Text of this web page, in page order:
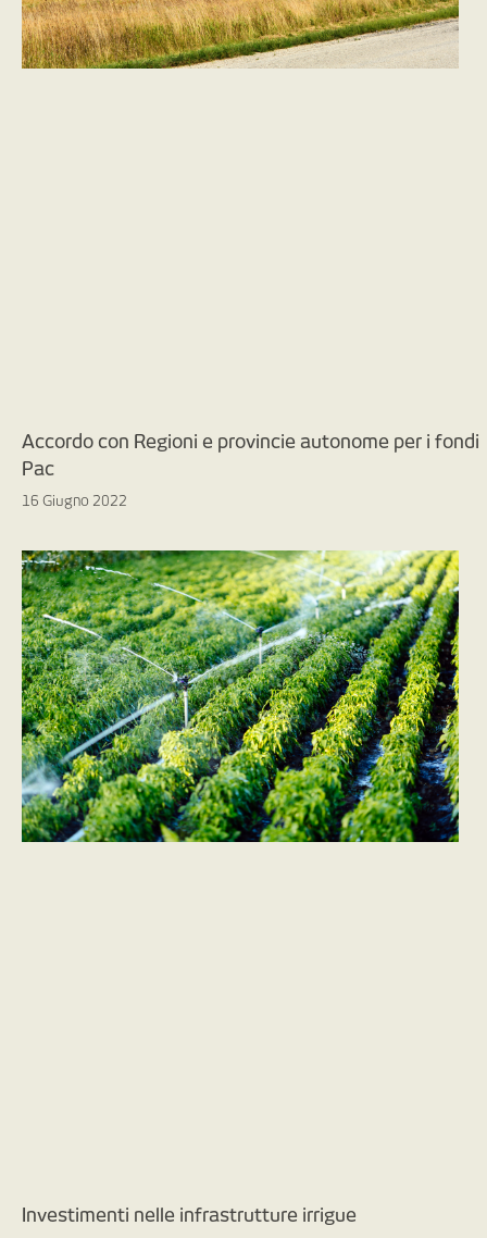
Accordo con Regioni e provincie autonome per i fondi
Pac
16 Giugno 2022
Investimenti nelle infrastrutture irrigue